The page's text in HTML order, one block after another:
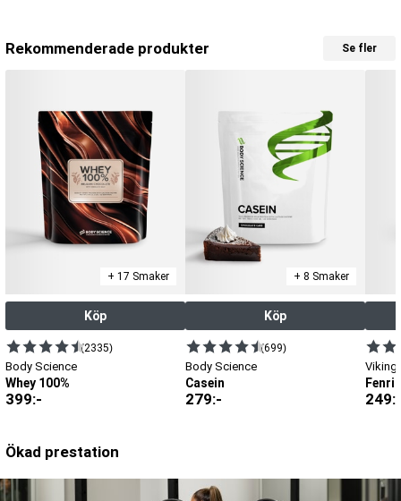
Rekommenderade produkter Se fler
+ 17 Smaker
Köp
(2335)
Body Science
Whey 100%
399:-
+ 8 Smaker
Köp
(699)
Body Science
Casein
279:-
Viking
249
Ökad prestation